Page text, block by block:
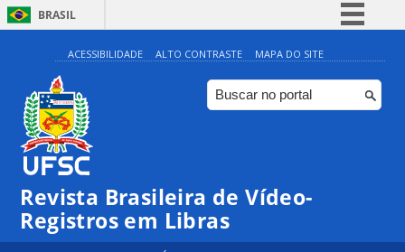
BRASIL
Simplifique!
Comunica BR
Participe
Canais
ACESSIBILIDADE ALTO CONTRASTE MAPA DO SITE
Revista Brasileira de Vídeo-
Registros em Libras